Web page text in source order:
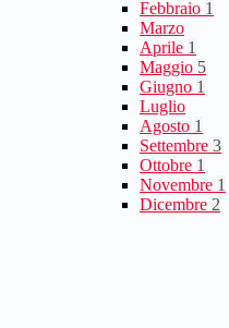
Febbraio 1
Marzo
Aprile 1
Maggio 5
Giugno 1
Luglio
Agosto 1
Settembre 3
Ottobre 1
Novembre 1
Dicembre 2